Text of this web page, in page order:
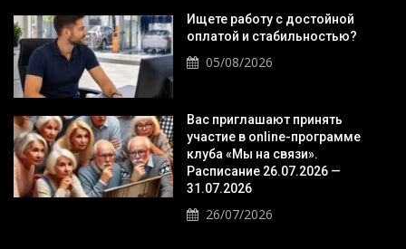
Ищете работу с достойной
оплатой и стабильностью?
05/08/2026
Вас приглашают принять
участие в online-программе
клуба «Мы на связи».
Расписание 26.07.2026 —
31.07.2026
26/07/2026